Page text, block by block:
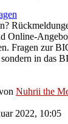
Online-
Fragen zur
in das
Nuhrii the
2022, 10:05